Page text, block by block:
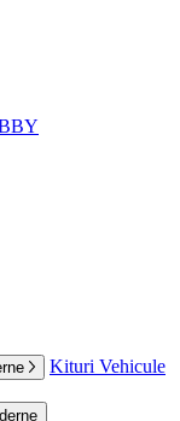
Kituri Vehicule